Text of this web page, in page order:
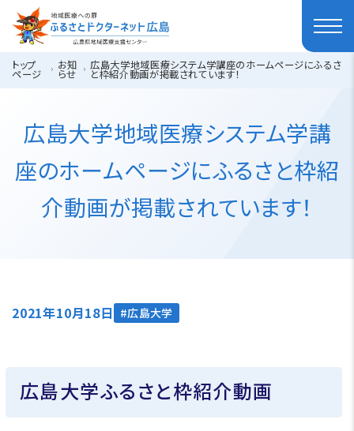
トップ
ページ
お知
らせ
広島大学地域医療システム学講座のホームページにふるさ
と枠紹介動画が掲載されています！
広島大学地域医療システム学講
座のホームページにふるさと枠紹
介動画が掲載されています！
2021年10月18日 広島大学
広島大学ふるさと枠紹介動画